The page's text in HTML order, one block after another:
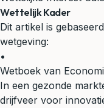
Wettelijk Kader
Dit artikel is
wetgeving:
•
Wetboek van
In een gezonde
drijfveer voor